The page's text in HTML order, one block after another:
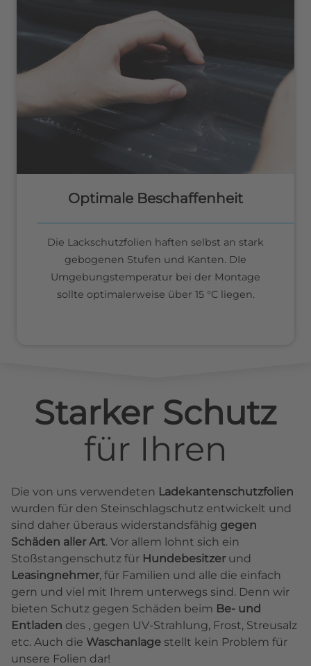
Optimale Beschaffenheit
Die Lackschutzfolien haften selbst an stark
gebogenen Stufen und Kanten. DIe
Umgebungstemperatur bei der Montage
sollte optimalerweise über 15 °C liegen.
Starker Schutz
für Ihren
Die von uns verwendeten Ladekantenschutzfolien
wurden für den Steinschlagschutz entwickelt und
sind daher überaus widerstandsfähig gegen
Schäden aller Art. Vor allem lohnt sich ein
Stoßstangenschutz für Hundebesitzerund
Leasingnehmer, für Familien und alle die einfach
gern und viel mit Ihrem unterwegs sind. Denn wir
bieten Schutz gegen Schäden beim Be- und
Entladen des , gegen UV-Strahlung, Frost, Streusalz
etc. Auch die Waschanlage stellt kein Problem für
unsere Folien dar!